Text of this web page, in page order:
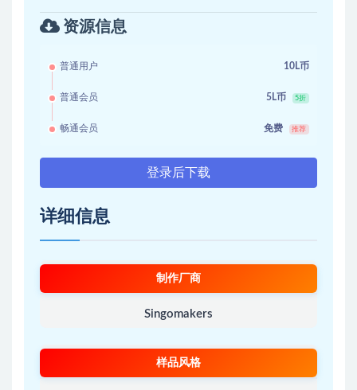
资源信息
普通用户 10L币
普通会员 5L币 5折
畅通会员 免费 推荐
登录后下载
详细信息
制作厂商
Singomakers
样品风格